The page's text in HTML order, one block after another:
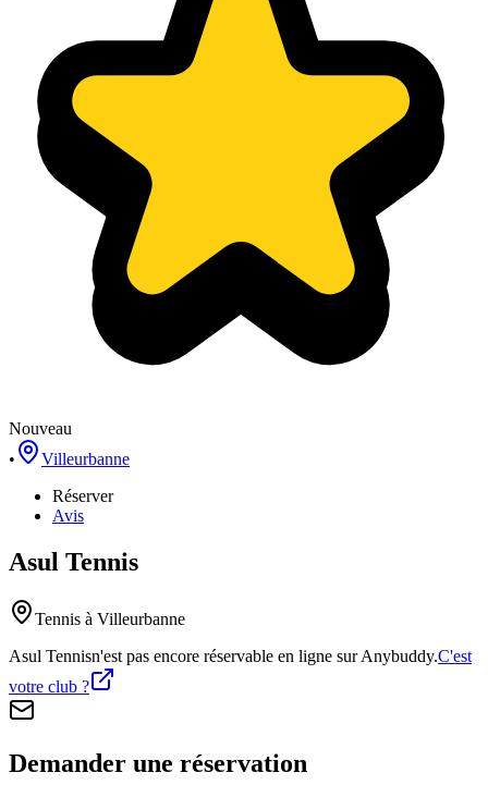
Nouveau
•
Villeurbanne
Réserver
Avis
Asul Tennis
Tennis à Villeurbanne
Asul Tennisn'est pas encore réservable en ligne sur Anybuddy.C'est
votre club ?
Demander une réservation